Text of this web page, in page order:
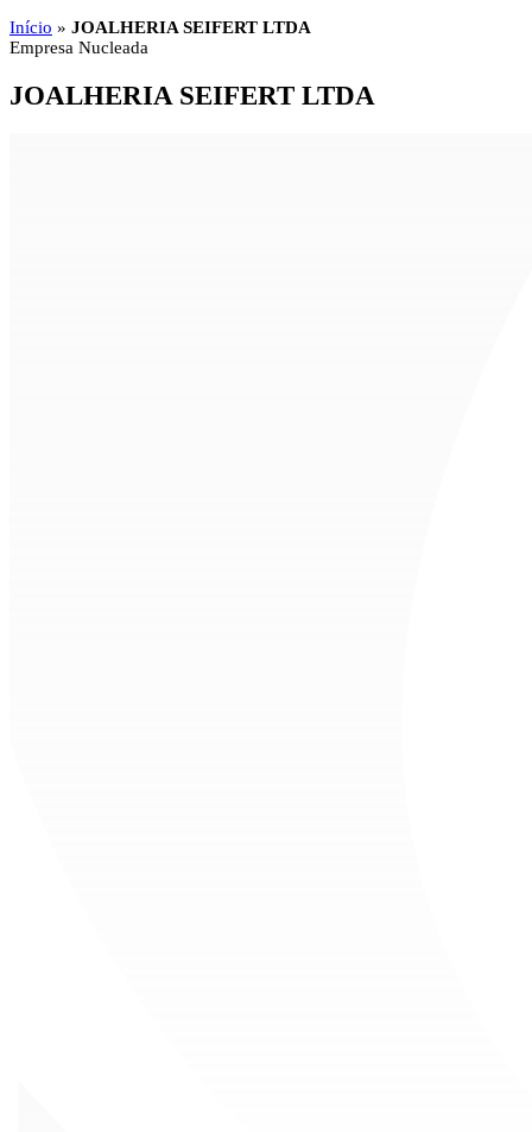
Início » JOALHERIA SEIFERT LTDA
Empresa Nucleada
JOALHERIA SEIFERT LTDA